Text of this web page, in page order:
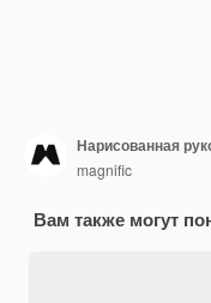
Нарисованная
magnific
Вам также могут